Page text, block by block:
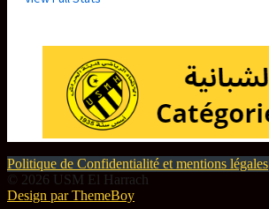
Politique de Confidentialité et mentions légales
© 2026 USM El Harrach
Design par ThemeBoy